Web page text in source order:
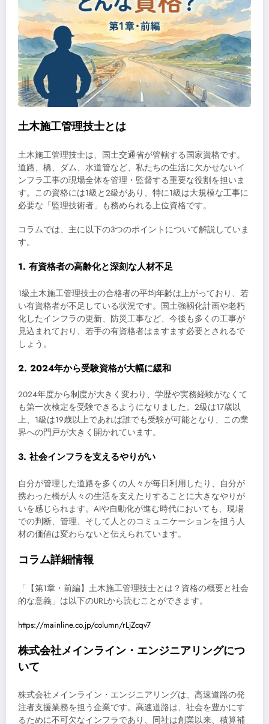
土木施工管理技士とは
土木施工管理技士は、国土交通省が管轄する国家資格です。
道路、橋、ダム、水道管など、私たちの生活に欠かせないイ
ンフラ工事の現場全体を管理・監督する重要な役割を担いま
す。この資格には1級と2級があり、特に1級は大規模な工事に
必要な「監理技術者」も務められる上位資格です。
コラムでは、主に以下の3つのポイントについて解説していま
す。
1. 有資格者の高齢化と深刻な人材不足
1級土木施工管理技士の合格者の平均年齢は上がっており、若
い有資格者が不足している状況です。国土強靱化計画や老朽
化したインフラの更新、防災工事など、今後も多くの工事が
見込まれており、若手の有資格者はますます必要とされるで
しょう。
2. 2024年から受験資格が大幅に緩和
2024年度から制度が大きく変わり、学歴や実務経験がなくて
も第一次検定を受験できるようになりました。2級は17歳以
上、1級は19歳以上であれば誰でも受験が可能となり、この業
界への門戸が大きく開かれています。
3. 社会インフラを支えるやりがい
自分が管理した道路を多くの人々が毎日利用したり、自分が
携わった橋が人々の生活を支えたりすることに大きなやりが
いを感じられます。AIや自動化が進む時代においても、現場
での判断、管理、そして人とのコミュニケーションを担う人
材の価値は変わらないと伝えられています。
コラム詳細情報
「【第1章・前編】土木施工管理技士とは？資格の概要と社会
的な意義」は以下のURLから読むことができます。
https://mainline.co.jp/column/rLjZcqv7
株式会社メインライン・エンジニアリングにつ
いて
株式会社メインライン・エンジニアリングは、高速道路の発
注者支援業務を担う企業です。高速道路は、社会を豊かにす
るために不可欠なインフラであり、同社は創業以来、積算補